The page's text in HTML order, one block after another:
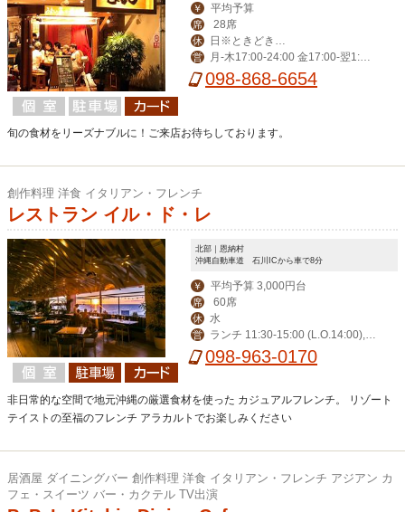
￥ 平均予算
席 28席
休
曜日
営
月-木17:00-24:00 金17:00-翌1:00
土15:00-翌1:00
098-868-6654
旬の食材をリーズナブルに！ご来店お待ちしております。
創作料理 洋食 イタリアン・フレンチ
レストラン イル・ド・レ
北部｜恩納村
沖縄自動車道 石川ICから車で8分
￥ 平均予算 3,000円台
席 60席
休 水
営
ランチ 11:30-15:00 (L.O.14:00),デ
ィナー 17:30-23:00 (L.O.21:00)
098-963-0170
非日常的な空間で地元沖縄の厳選食材を使った カジュアルフレンチ。 リゾート
テイストの至福のフレンチ アラカルトでお楽しみください
居酒屋 ダイニングバー 創作料理 洋食 イタリアン・フレンチ アジアン カ
フェ・スイーツ バー・カクテル TV出演